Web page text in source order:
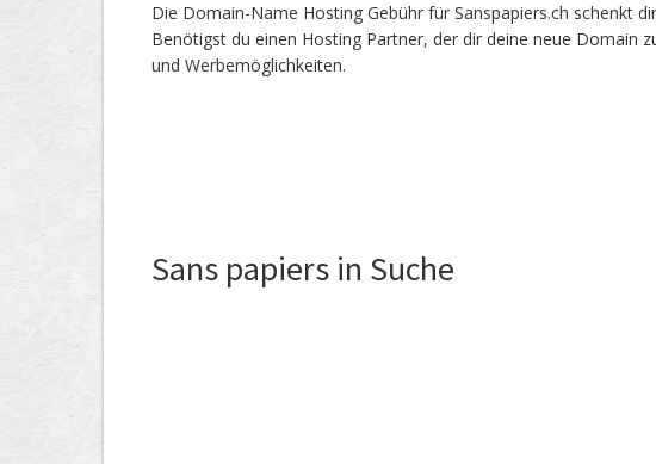
Die Domain-Name Hosting Gebühr für Sanspapiers.ch schenkt
Benötigst du einen Hosting Partner, der dir deine neue Domain
und Werbemöglichkeiten.
Sans papiers in Suche